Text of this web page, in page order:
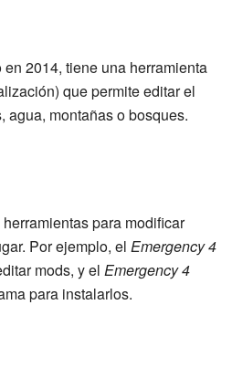
2014, tiene una herramienta
que permite editar el
agua, montañas o bosques.
para modificar
Por ejemplo, el Emergency 4
mods, y el Emergency 4
para instalarlos.